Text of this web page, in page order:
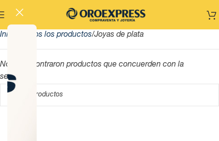
Inicio Todos los productos Joyas de plata
No se encontraron productos que concuerden con la
selección.